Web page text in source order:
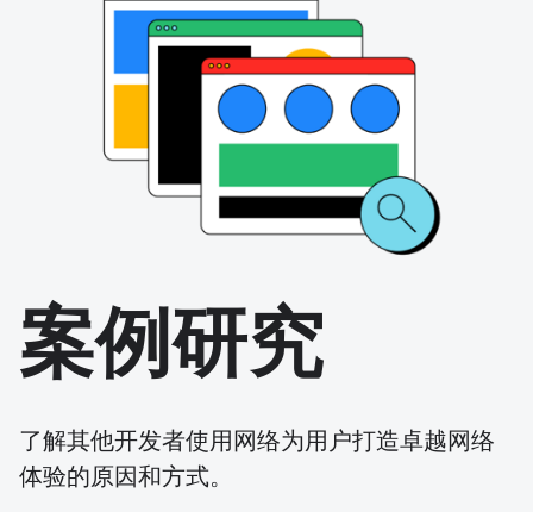
案例研究
了解其他开发者使用网络为用户打造卓越网络
体验的原因和方式。